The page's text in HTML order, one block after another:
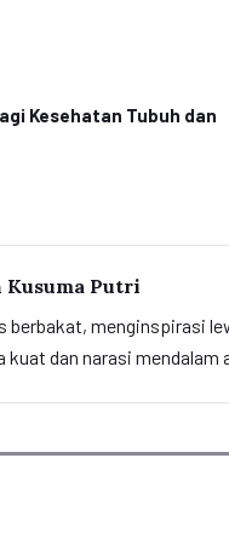
Kesehatan Tubuh dan
Kusuma Putri
berbakat, menginspirasi
kuat dan narasi mendalam